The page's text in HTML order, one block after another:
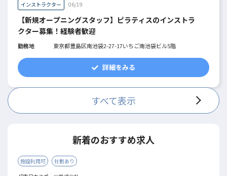
インストラクター 06/19
【新規オープニングスタッフ】ピラティスのインストラ
クター募集！経験者歓迎
勤務地 東京都豊島区南池袋2-27-17いちご南池袋ビル5階
詳細をみる
すべて表示
新着のおすすめ求人
施設利用可
社割あり